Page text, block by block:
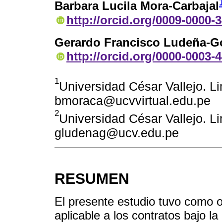
Barbara Lucila Mora-Carbajal
http://orcid.org/0009-0000-
Gerardo Francisco Ludeña-
http://orcid.org/0000-0003-
1Universidad César Vallejo.
bmoraca@ucvvirtual.edu.pe
2Universidad César Vallejo.
gludenag@ucv.edu.pe
RESUMEN
El presente estudio tuvo como
aplicable a los contratos bajo